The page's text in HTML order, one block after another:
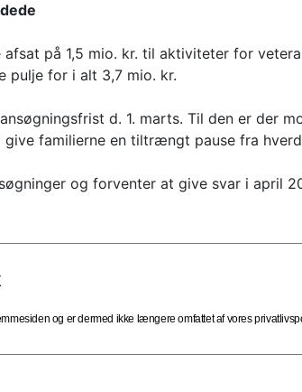
på 1,5 mio. kr. til aktiviteter for
pulje for i alt 3,7 mio. kr.
d. 1. marts. Til den er der
familierne en tiltrængt pause fra
og forventer at give svar i april
og er dermed ikke længere omfattet af vores